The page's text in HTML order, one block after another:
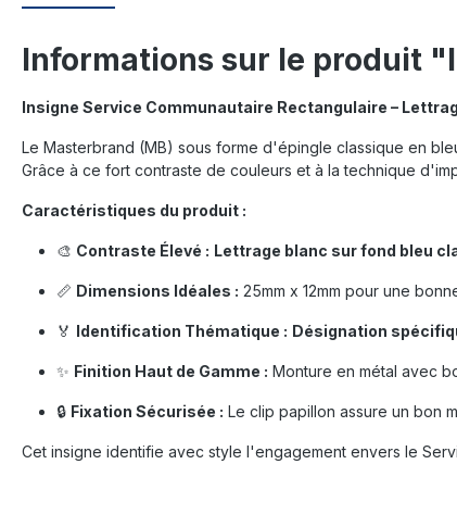
Informations sur le produit
Insigne Service Communautaire Rectangulaire –
Le Masterbrand (MB) sous forme d'épingle classique en
Grâce à ce fort contraste de couleurs et à la technique
Caractéristiques du produit :
🎨 Contraste Élevé : Lettrage blanc sur fond bleu
📏 Dimensions Idéales : 25mm x 12mm pour une
🏅 Identification Thématique : Désignation
✨ Finition Haut de Gamme : Monture en métal avec
🔒 Fixation Sécurisée : Le clip papillon assure un bon
Cet insigne identifie avec style l'engagement envers le